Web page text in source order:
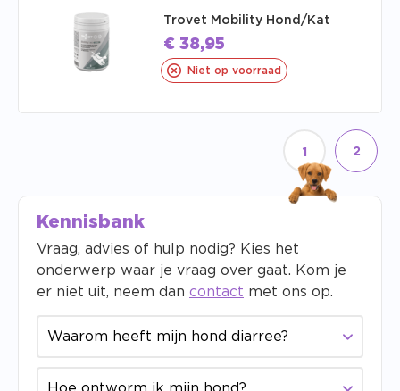
Trovet Mobility Hond/Kat
€ 38,95
Niet op voorraad
1 2
Kennisbank
Vraag, advies of hulp nodig? Kies het
onderwerp waar je vraag over gaat. Kom je
er niet uit, neem dan contact met ons op.
Waarom heeft mijn hond diarree?